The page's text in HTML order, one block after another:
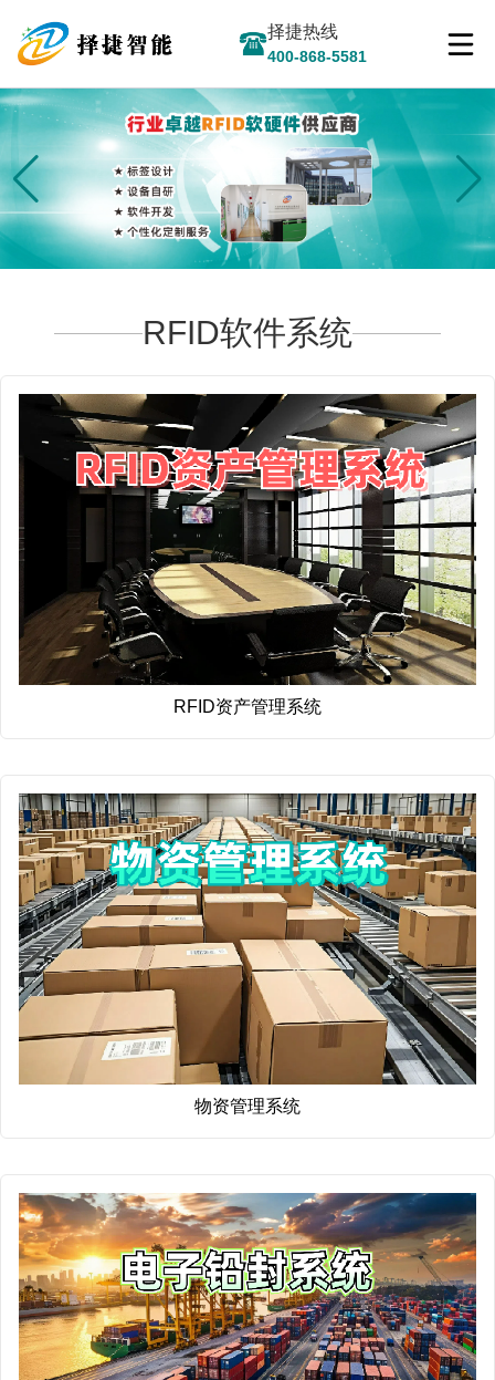
择捷热线
400-868-5581
RFID软件系统
RFID资产管理系统
物资管理系统